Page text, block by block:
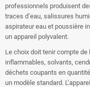
professionnels produisent
traces d’eau, salissures
aspirateur eau et poussière
un appareil polyvalent.
Le choix doit tenir compte
inflammables, solvants,
déchets coupants en
un modèle standard.